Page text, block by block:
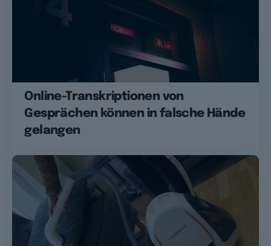
Online-Transkriptionen von
Gesprächen können in falsche Hände
gelangen